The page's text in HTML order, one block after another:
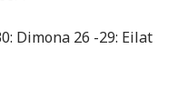
Dimona 26 -29: Eilat